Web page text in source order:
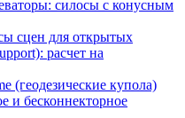
силосы с конусным
сцен для открытых
расчет на
(геодезические купола)
и бесконнекторное